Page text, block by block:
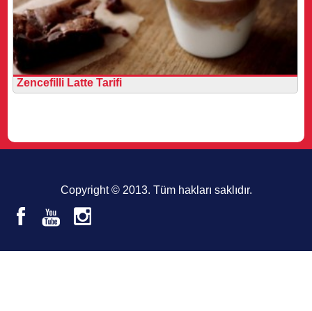
Zencefilli Latte Tarifi
Copyright © 2013. Tüm hakları saklıdır.